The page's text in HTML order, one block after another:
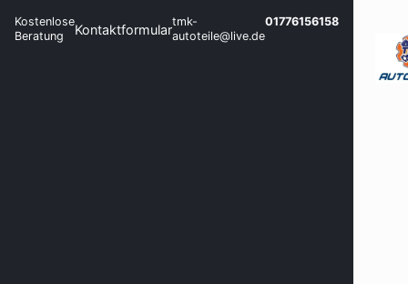
Kostenlose
Beratung
Kontaktformulartmk-
autoteile@live.de
01776156158